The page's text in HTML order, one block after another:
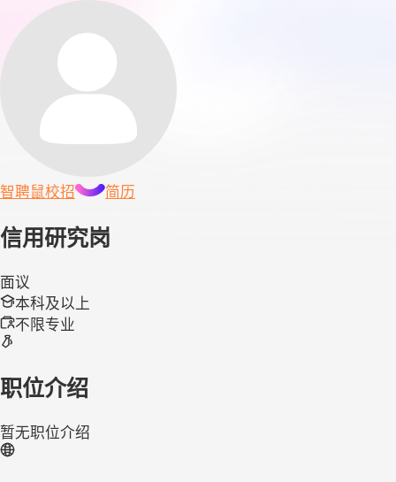
智聘鼠校招 简历
信用研究岗
面议
本科及以上
不限专业
职位介绍
暂无职位介绍